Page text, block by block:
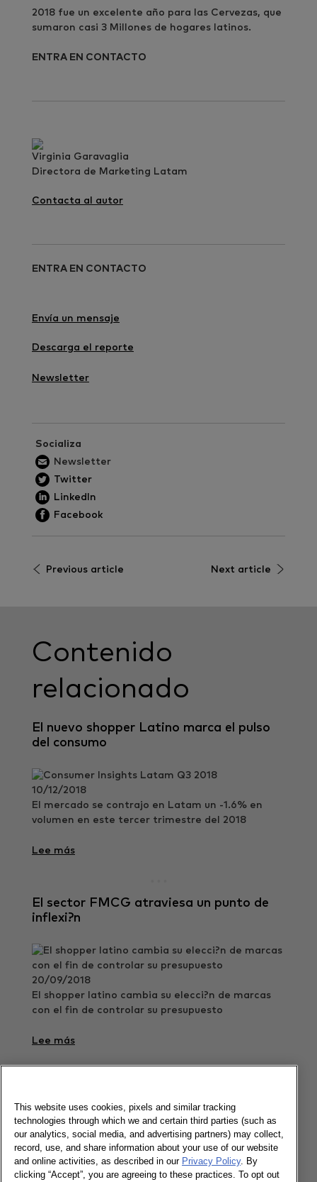
2018 fue un excelente año para las Cervezas, que
sumaron casi 3 Millones de hogares latinos.
ENTRA EN CONTACTO
Virginia Garavaglia
Directora de Marketing Latam
Contacta al autor
ENTRA EN CONTACTO
Envía un mensaje
Descarga el reporte
Newsletter
Socializa
Newsletter
Twitter
LinkedIn
Facebook
Previous article Next article
Contenido
relacionado
El nuevo shopper Latino marca el pulso
del consumo
10/12/2018
El mercado se contrajo en Latam un -1.6% en
volumen en este tercer trimestre del 2018
Lee más
El sector FMCG atraviesa un punto de
inflexi?n
20/09/2018
El shopper latino cambia su elecci?n de marcas
con el fin de controlar su presupuesto
Lee más
Latinoam?rica
This website uses cookies, pixels and similar tracking
technologies through which we and certain third parties (such as
our analytics, social media, and advertising partners) may collect,
record, use, and share information about your use of our website
and online activities, as described in our Privacy Policy. By
clicking “Accept”, you are agreeing to these practices. To opt out